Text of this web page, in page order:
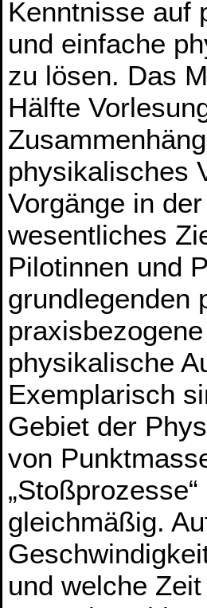
Kenntnisse auf
und einfache
zu lösen. Das
Hälfte
physikalisches
Vorgänge in
wesentliches
Pilotinnen und
grundlegenden
physikalische
Exemplarisch
Gebiet der
von
gleichmäßig.
und welche